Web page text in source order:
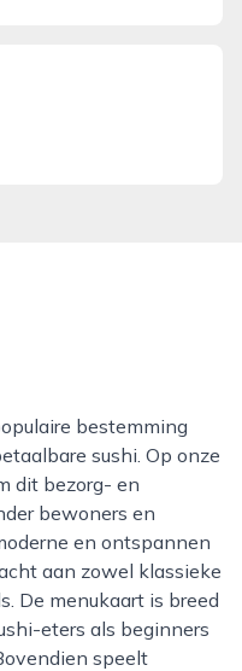
sushi. Op onze
dit bezorg- en
bewoners en
en ontspannen
aan zowel klassieke
De menukaart is breed
eters als beginners
speelt